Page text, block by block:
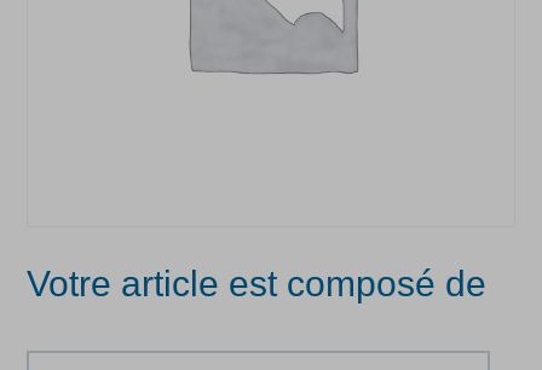
Votre article est composé de